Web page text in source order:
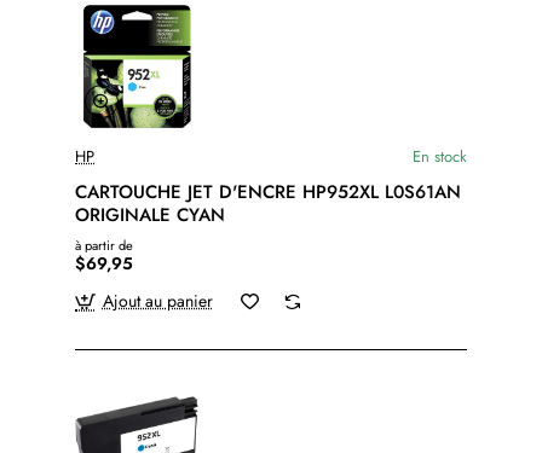
HP En stock
CARTOUCHE JET D'ENCRE HP952XL L0S61AN
ORIGINALE CYAN
à partir de
$69,95
Ajout au panier